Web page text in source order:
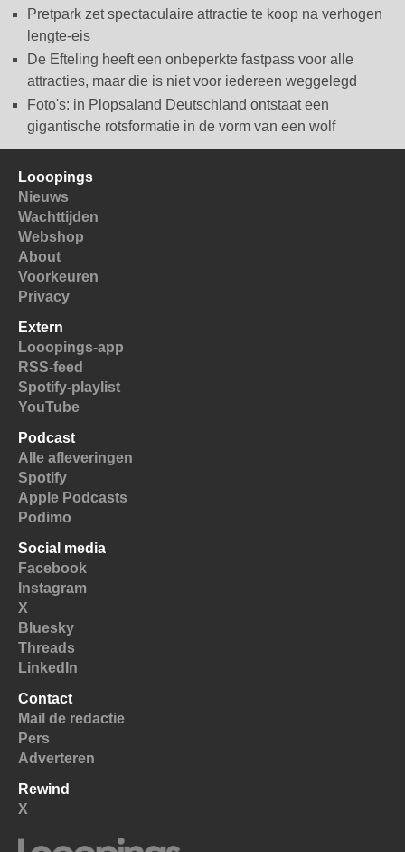
Pretpark zet spectaculaire attractie te koop na verhogen
lengte-eis
De Efteling heeft een onbeperkte fastpass voor alle
attracties, maar die is niet voor iedereen weggelegd
Foto's: in Plopsaland Deutschland ontstaat een
gigantische rotsformatie in de vorm van een wolf
Looopings
Nieuws
Wachttijden
Webshop
About
Voorkeuren
Privacy
Extern
Looopings-app
RSS-feed
Spotify-playlist
YouTube
Podcast
Alle afleveringen
Spotify
Apple Podcasts
Podimo
Social media
Facebook
Instagram
X
Bluesky
Threads
LinkedIn
Contact
Mail de redactie
Pers
Adverteren
Rewind
X